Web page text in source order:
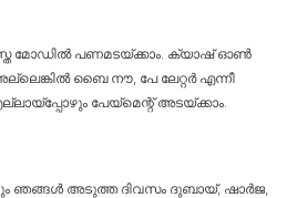
മോഡിൽ പണമടയ്ക്കാം. ക്യാഷ് ഓൺ
ബൈ നൗ, പേ ലേറ്റർ എന്നീ
പേയ്‌മെന്റ് അടയ്ക്കാം.
ഞങ്ങൾ അടുത്ത ദിവസം ദുബായ്, ഷാർജ,